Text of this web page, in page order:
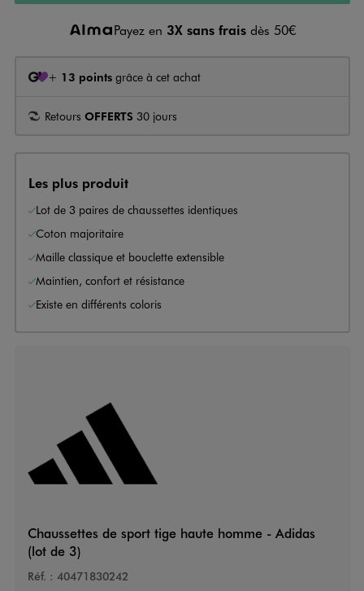
Payez en 3X sans frais dès 50€
+ 13 points grâce à cet achat
Retours OFFERTS 30 jours
Les plus produit
Lot de 3 paires de chaussettes identiques
Coton majoritaire
Maille classique et bouclette extensible
Maintien, confort et résistance
Existe en différents coloris
Chaussettes de sport tige haute homme - Adidas
(lot de 3)
Réf. : 40471830242